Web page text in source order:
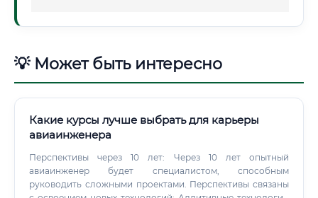
💡 Может быть интересно
Какие курсы лучше выбрать для карьеры
авиаинженера
Перспективы через 10 лет: Через 10 лет опытный
авиаинженер будет специалистом, способным
руководить сложными проектами. Перспективы связаны